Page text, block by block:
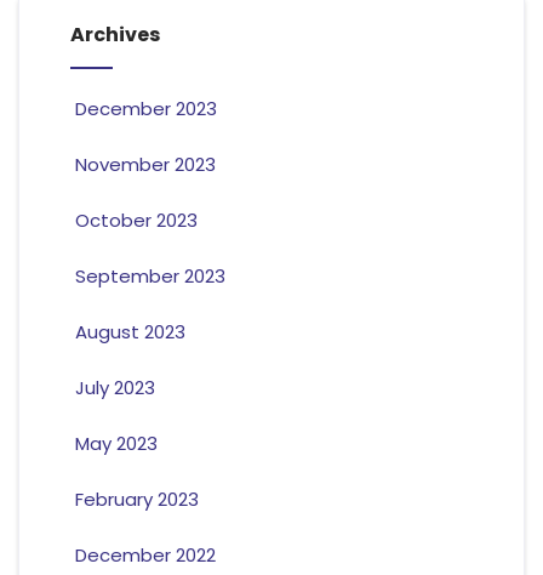
Archives
December 2023
November 2023
October 2023
September 2023
August 2023
July 2023
May 2023
February 2023
December 2022